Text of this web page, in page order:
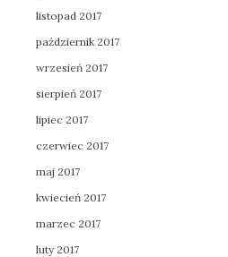
listopad 2017
październik 2017
wrzesień 2017
sierpień 2017
lipiec 2017
czerwiec 2017
maj 2017
kwiecień 2017
marzec 2017
luty 2017